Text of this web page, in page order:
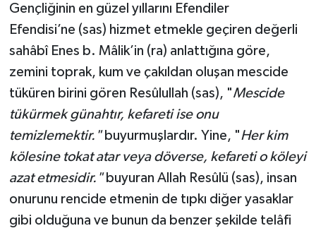
Gençliğinin en güzel yıllarını Efendiler
Efendisi’ne (sas) hizmet etmekle geçiren değerli
sahâbî Enes b. Mâlik’in (ra) anlattığına göre,
zemini toprak, kum ve çakıldan oluşan mescide
tüküren birini gören Resûlullah (sas), "Mescide
tükürmek günahtır, kefareti ise onu
temizlemektir."buyurmuşlardır. Yine, "Her kim
kölesine tokat atar veya döverse, kefareti o köleyi
azat etmesidir."buyuran Allah Resûlü (sas), insan
onurunu rencide etmenin de tıpkı diğer yasaklar
gibi olduğuna ve bunun da benzer şekilde telâfi